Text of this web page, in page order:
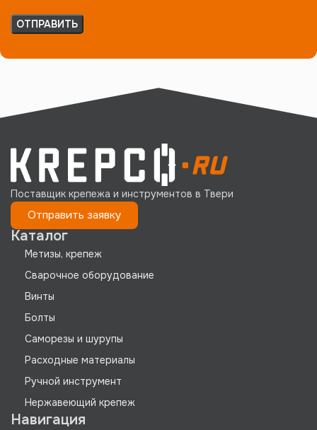
Поставщик крепежа и инструментов в Твери
Отправить заявку
Каталог
Метизы, крепеж
Сварочное оборудование
Винты
Болты
Саморезы и шурупы
Расходные материалы
Ручной инструмент
Нержавеющий крепеж
Навигация